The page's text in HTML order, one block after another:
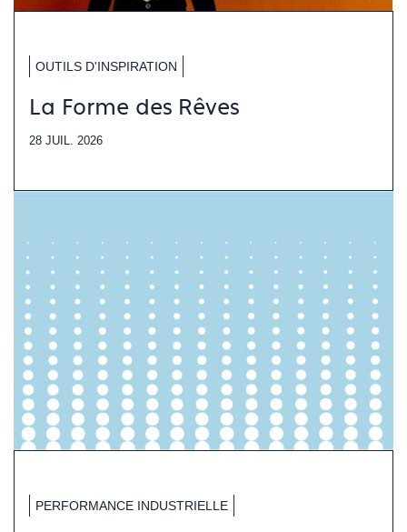
OUTILS D'INSPIRATION
La Forme des Rêves
28 JUIL. 2026
PERFORMANCE INDUSTRIELLE